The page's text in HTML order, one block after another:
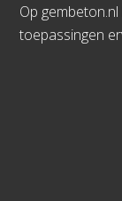
Op
toepassingen